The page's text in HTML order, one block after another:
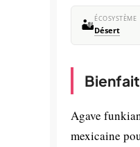
🏜️ÉCOSYSTÈME
Désert
Agave
mexicaine